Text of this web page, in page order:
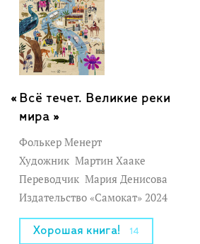
Всё течет. Великие реки
мира »
Фолькер Менерт
Художник Мартин Хааке
Переводчик Мария Денисова
Издательство «Самокат» 2024
Хорошая книга! 14